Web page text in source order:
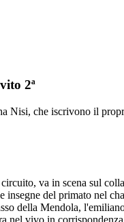
2ª
Nisi, che iscrivono il
va in scena sul
del primato nel
della Mendola,
nel vivo in